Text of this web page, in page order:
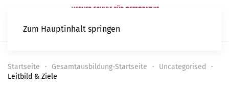
Zum Hauptinhalt springen
Startseite Gesamtausbildung-Startseite
Uncategorised
Leitbild & Ziele